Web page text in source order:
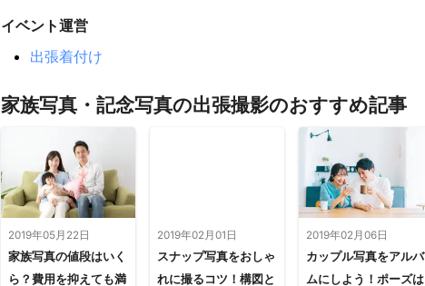
イベント運営
出張着付け
家族写真・記念写真の出張撮影のおすすめ記事
2019年05月22日
家族写真の値段はいく
ら？費用を抑えても満
2019年02月01日
スナップ写真をおしゃ
れに撮るコツ！構図と
2019年02月06日
カップル写真をアルバ
ムにしよう！ポーズは